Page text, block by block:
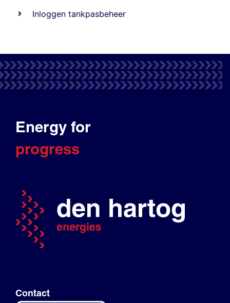
Inloggen tankpasbeheer
Energy for
progress
Contact